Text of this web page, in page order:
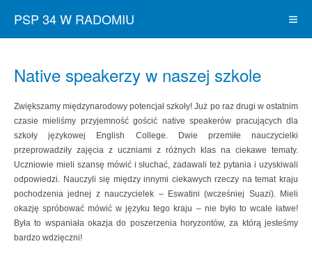
PSP 34 W RADOMIU
Native speakerzy w naszej szkole
Zwiększamy międzynarodowy potencjał szkoły! Już po raz drugi w ostatnim
czasie mieliśmy przyjemność gościć native speakerów pracujących dla
szkoły językowej English College. Dwie przemiłe nauczycielki
przeprowadziły zajęcia z uczniami z różnych klas na ciekawe tematy.
Uczniowie mieli szansę mówić i słuchać, zadawali też pytania i uzyskiwali
odpowiedzi. Nauczyli się między innymi ciekawych rzeczy na temat kraju
pochodzenia jednej z nauczycielek – Eswatini (wcześniej Suazi). Mieli
okazję spróbować mówić w języku tego kraju – nie było to wcale łatwe!
Była to wspaniała okazja do poszerzenia horyzontów, za którą jesteśmy
bardzo wdzięczni!